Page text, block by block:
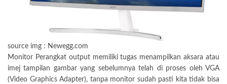
source img : Newegg.com
Monitor Perangkat output memiliki tugas menampilkan aksara atau
imej tampilan gambar yang sebelumnya telah di proses oleh VGA
(Video Graphics Adapter), tanpa monitor sudah pasti kita tidak bisa